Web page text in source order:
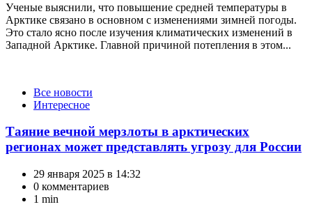
Ученые выяснили, что повышение средней температуры в
Арктике связано в основном с изменениями зимней погоды.
Это стало ясно после изучения климатических изменений в
Западной Арктике. Главной причиной потепления в этом...
КатегорииВсе новости
Интересное
Таяние вечной мерзлоты в арктических
регионах может представлять угрозу для России
29 января 2025 в 14:32
0 комментариев
1 min